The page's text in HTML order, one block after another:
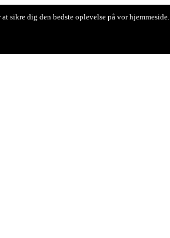
sikre dig den bedste oplevelse på vor hjemmeside.